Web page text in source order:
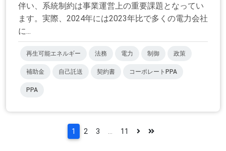
伴い、系統制約は事業運営上の重要課題となってい
ます。実際、2024年には2023年比で多くの電力会社
に...
再生可能エネルギー 法務 電力 制御 政策
補助金 自己託送 契約書 コーポレートPPA
PPA
1 2 3 11